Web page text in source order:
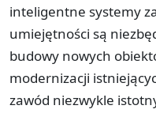
inteligentne systemy
umiejętności są
budowy nowych
modernizacji
zawód niezwykle